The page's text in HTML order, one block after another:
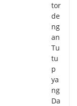
tor
de
ng
an
Tu
tu
p
ya
ng
Da